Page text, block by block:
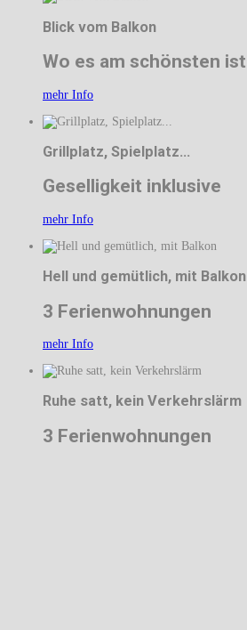
Blick vom Balkon
Wo es am schönsten ist
mehr Info
Grillplatz, Spielplatz...
Geselligkeit inklusive
mehr Info
Hell und gemütlich, mit Balkon
3 Ferienwohnungen
mehr Info
Ruhe satt, kein Verkehrslärm
3 Ferienwohnungen